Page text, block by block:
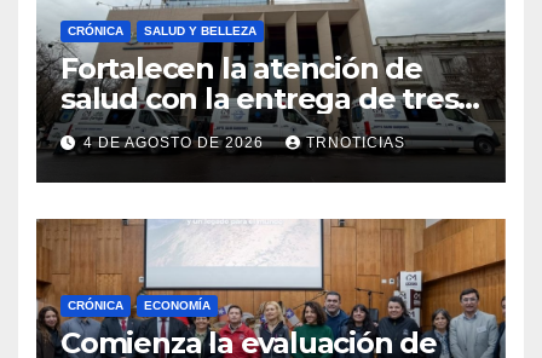
CRÓNICA SALUD Y BELLEZA
Fortalecen la atención de
salud con la entrega de tres
nuevas ambulancias para
Cauquenes y Sagrada Familia
4 DE AGOSTO DE 2026 TRNOTICIAS
CRÓNICA ECONOMÍA
Comienza la evaluación de